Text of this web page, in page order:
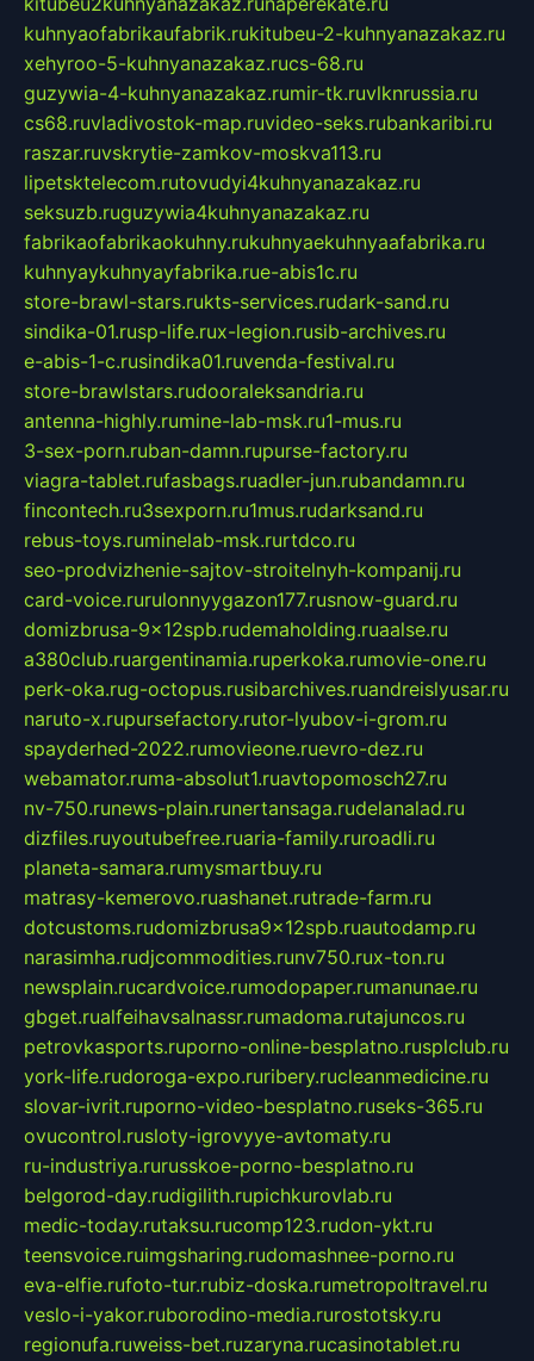
kuhnyaofabrikaufabrik.rukitubeu-2-kuhnyanazakaz.ru
xehyroo-5-kuhnyanazakaz.rucs-68.ru
guzywia-4-kuhnyanazakaz.rumir-tk.ruvlknrussia.ru
cs68.ruvladivostok-map.ruvideo-seks.rubankaribi.ru
raszar.ruvskrytie-zamkov-moskva113.ru
lipetsktelecom.rutovudyi4kuhnyanazakaz.ru
seksuzb.ruguzywia4kuhnyanazakaz.ru
fabrikaofabrikaokuhny.rukuhnyaekuhnyaafabrika.ru
kuhnyaykuhnyayfabrika.rue-abis1c.ru
store-brawl-stars.rukts-services.rudark-sand.ru
sindika-01.rusp-life.rux-legion.rusib-archives.ru
e-abis-1-c.rusindika01.ruvenda-festival.ru
store-brawlstars.rudooraleksandria.ru
antenna-highly.rumine-lab-msk.ru1-mus.ru
3-sex-porn.ruban-damn.rupurse-factory.ru
viagra-tablet.rufasbags.ruadler-jun.rubandamn.ru
fincontech.ru3sexporn.ru1mus.rudarksand.ru
rebus-toys.ruminelab-msk.rurtdco.ru
seo-prodvizhenie-sajtov-stroitelnyh-kompanij.ru
card-voice.rurulonnyygazon177.rusnow-guard.ru
domizbrusa-9x12spb.rudemaholding.ruaalse.ru
a380club.ruargentinamia.ruperkoka.rumovie-one.ru
perk-oka.rug-octopus.rusibarchives.ruandreislyusar.ru
naruto-x.rupursefactory.rutor-lyubov-i-grom.ru
spayderhed-2022.rumovieone.ruevro-dez.ru
webamator.ruma-absolut1.ruavtopomosch27.ru
nv-750.runews-plain.runertansaga.rudelanalad.ru
dizfiles.ruyoutubefree.ruaria-family.ruroadli.ru
planeta-samara.rumysmartbuy.ru
matrasy-kemerovo.ruashanet.rutrade-farm.ru
dotcustoms.rudomizbrusa9x12spb.ruautodamp.ru
narasimha.rudjcommodities.runv750.rux-ton.ru
newsplain.rucardvoice.rumodopaper.rumanunae.ru
gbget.rualfeihavsalnassr.rumadoma.rutajuncos.ru
petrovkasports.ruporno-online-besplatno.rusplclub.ru
york-life.rudoroga-expo.ruribery.rucleanmedicine.ru
slovar-ivrit.ruporno-video-besplatno.ruseks-365.ru
ovucontrol.rusloty-igrovyye-avtomaty.ru
ru-industriya.rurusskoe-porno-besplatno.ru
belgorod-day.rudigilith.rupichkurovlab.ru
medic-today.rutaksu.rucomp123.rudon-ykt.ru
teensvoice.ruimgsharing.rudomashnee-porno.ru
eva-elfie.rufoto-tur.rubiz-doska.rumetropoltravel.ru
veslo-i-yakor.ruborodino-media.rurostotsky.ru
regionufa.ruweiss-bet.ruzaryna.rucasinotablet.ru